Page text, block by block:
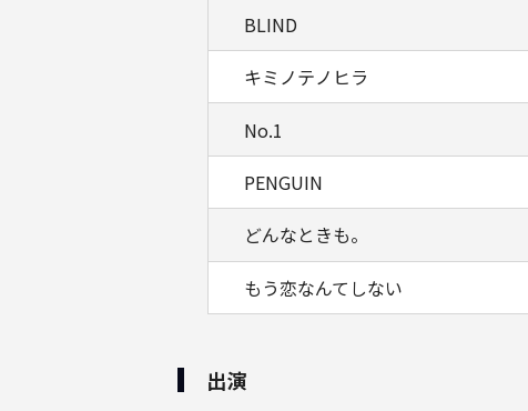
BLIND
キミノテノヒラ
No.1
PENGUIN
どんなときも。
もう恋なんてしない
出演